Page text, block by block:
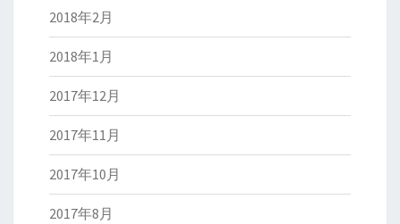
2018年2月
2018年1月
2017年12月
2017年11月
2017年10月
2017年8月